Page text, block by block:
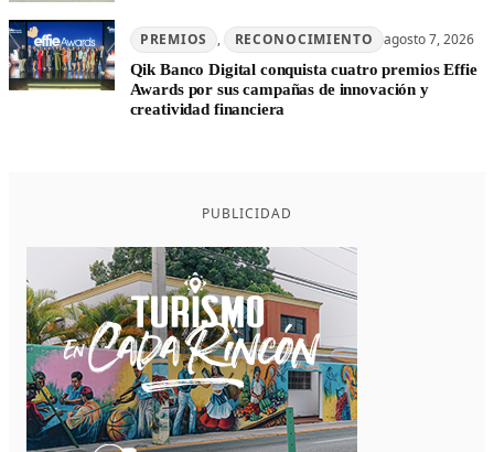
PREMIOS , RECONOCIMIENTO agosto 7, 2026
Qik Banco Digital conquista cuatro premios Effie
Awards por sus campañas de innovación y
creatividad financiera
PUBLICIDAD